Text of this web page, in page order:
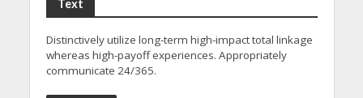
Text
Distinctively utilize long-term high-impact total linkage
whereas high-payoff experiences. Appropriately
communicate 24/365.